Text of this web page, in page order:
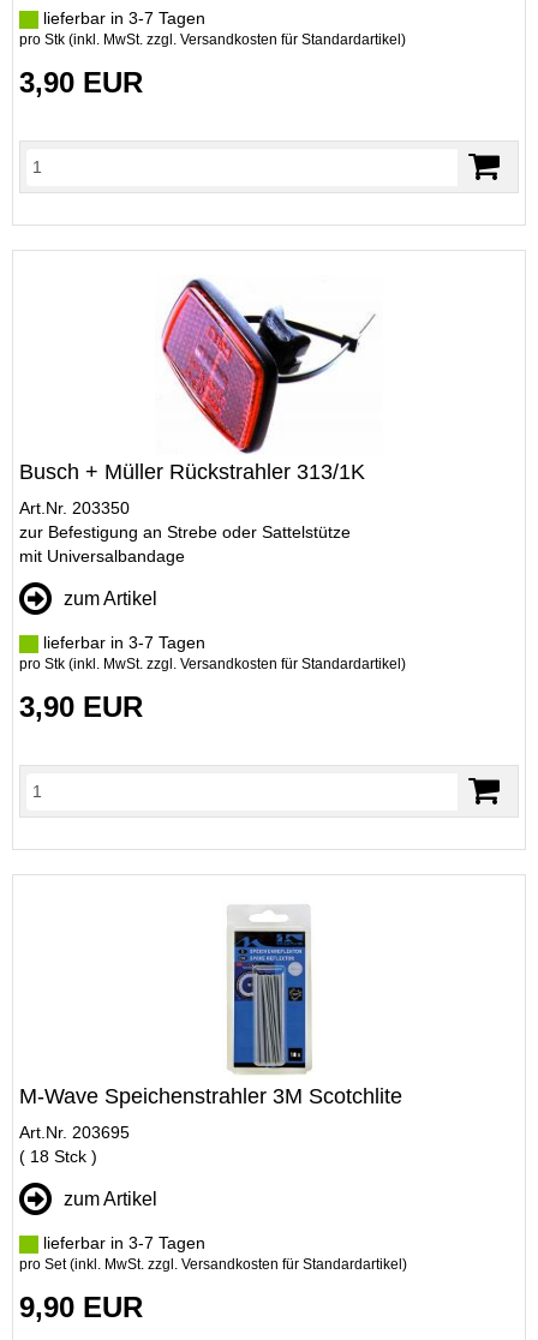
lieferbar in 3-7 Tagen
pro Stk (inkl. MwSt. zzgl. Versandkosten für Standardartikel )
3,90 EUR
Busch + Müller Rückstrahler 313/1K
Art.Nr. 203350
zur Befestigung an Strebe oder Sattelstütze
mit Universalbandage
zum Artikel
lieferbar in 3-7 Tagen
pro Stk (inkl. MwSt. zzgl. Versandkosten für Standardartikel )
3,90 EUR
M-Wave Speichenstrahler 3M Scotchlite
Art.Nr. 203695
( 18 Stck )
zum Artikel
lieferbar in 3-7 Tagen
pro Set (inkl. MwSt. zzgl. Versandkosten für Standardartikel )
9,90 EUR